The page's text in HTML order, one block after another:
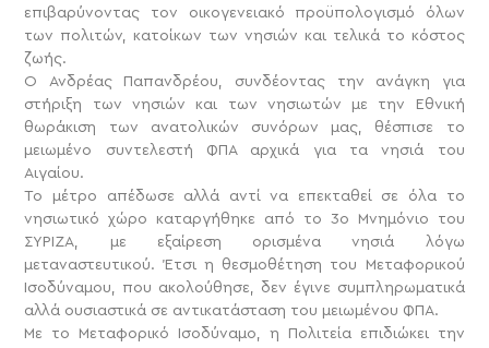
επιβαρύνοντας τον οικογενειακό προϋπολογισμό όλων
των πολιτών, κατοίκων των νησιών και τελικά το κόστος
ζωής.
O Ανδρέας Παπανδρέου, συνδέοντας την ανάγκη για
στήριξη των νησιών και των νησιωτών με την Εθνική
θωράκιση των ανατολικών συνόρων μας, θέσπισε το
μειωμένο συντελεστή ΦΠΑ αρχικά για τα νησιά του
Αιγαίου.
To μέτρο απέδωσε αλλά αντί να επεκταθεί σε όλα το
νησιωτικό χώρο καταργήθηκε από το 3ο Μνημόνιο του
ΣΥΡΙΖΑ, με εξαίρεση ορισμένα νησιά λόγω
μεταναστευτικού. Έτσι η θεσμοθέτηση του Μεταφορικού
Ισοδύναμου, που ακολούθησε, δεν έγινε συμπληρωματικά
αλλά ουσιαστικά σε αντικατάσταση του μειωμένου ΦΠΑ.
Με το Μεταφορικό Ισοδύναμο, η Πολιτεία επιδιώκει την